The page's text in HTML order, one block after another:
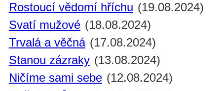
Rostoucí vědomí hříchu (19.08.2024)
Svatí mužové (18.08.2024)
Trvalá a věčná (17.08.2024)
Stanou zázraky (13.08.2024)
Ničíme sami sebe (12.08.2024)